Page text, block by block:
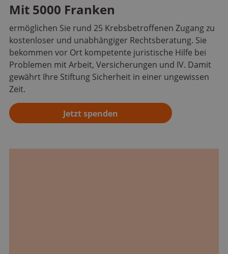
Mit 5000 Franken
ermöglichen Sie rund 25 Krebsbetroffenen Zugang zu
kostenloser und unabhängiger Rechtsberatung. Sie
bekommen vor Ort kompetente juristische Hilfe bei
Problemen mit Arbeit, Versicherungen und IV. Damit
gewährt Ihre Stiftung Sicherheit in einer ungewissen
Zeit.
Jetzt spenden